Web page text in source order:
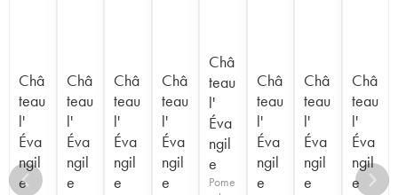
Châ
teau
l'
Éva
ngil
e
Châ
teau
l'
Éva
ngil
e
Châ
teau
l'
Éva
ngil
e
Châ
teau
l'
Éva
ngil
e
Châ
teau
l'
Éva
ngil
e
Pome
Châ
teau
l'
Éva
ngil
e
Châ
teau
l'
Éva
ngil
e
Châ
teau
l'
Éva
ngil
e